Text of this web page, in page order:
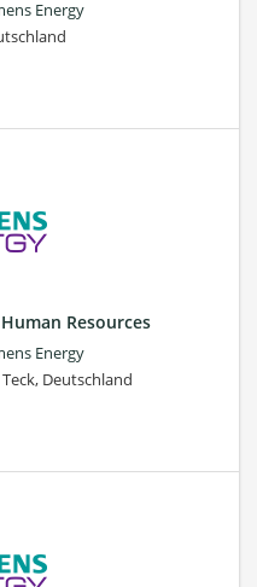
Energy
Resources
Energy
Deutschland